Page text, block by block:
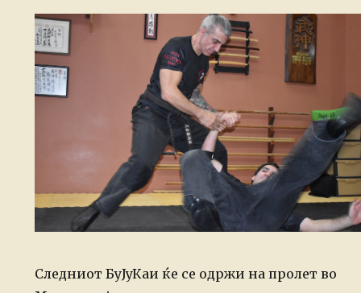
Следниот БуЈуКаи ќе се одржи на пролет во